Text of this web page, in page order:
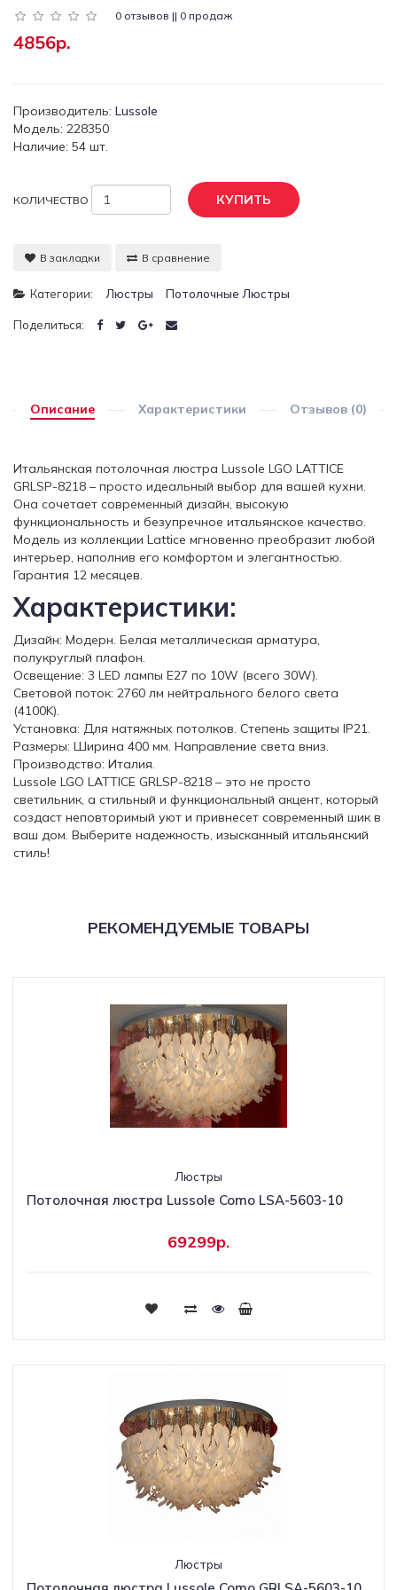
0 отзывов || 0 продаж
4856р.
Производитель: Lussole
Модель: 228350
Наличие: 54 шт.
КОЛИЧЕСТВО КУПИТЬ
В закладки В сравнение
Категории: Люстры Потолочные Люстры
Поделиться:
Описание Характеристики Отзывов (0)
Итальянская потолочная люстра Lussole LGO LATTICE
GRLSP-8218 – просто идеальный выбор для вашей кухни.
Она сочетает современный дизайн, высокую
функциональность и безупречное итальянское качество.
Модель из коллекции Lattice мгновенно преобразит любой
интерьер, наполнив его комфортом и элегантностью.
Гарантия 12 месяцев.
Характеристики:
Дизайн: Модерн. Белая металлическая арматура,
полукруглый плафон.
Освещение: 3 LED лампы E27 по 10W (всего 30W).
Световой поток: 2760 лм нейтрального белого света
(4100K).
Установка: Для натяжных потолков. Степень защиты IP21.
Размеры: Ширина 400 мм. Направление света вниз.
Производство: Италия.
Lussole LGO LATTICE GRLSP-8218 – это не просто
светильник, а стильный и функциональный акцент, который
создаст неповторимый уют и привнесет современный шик в
ваш дом. Выберите надежность, изысканный итальянский
стиль!
РЕКОМЕНДУЕМЫЕ ТОВАРЫ
Люстры
Потолочная люстра Lussole Como LSA-5603-10
69299р.
Люстры